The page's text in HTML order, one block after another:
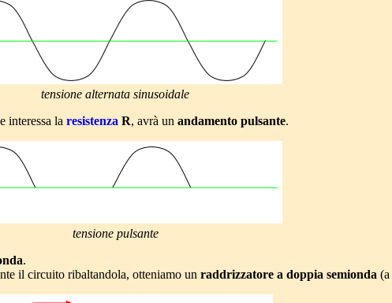
tensione alternata sinusoidale
interessa la resistenza R, avrà un andamento pulsante.
tensione pulsante
.
il circuito ribaltandola, otteniamo un raddrizzatore a doppia semionda (a